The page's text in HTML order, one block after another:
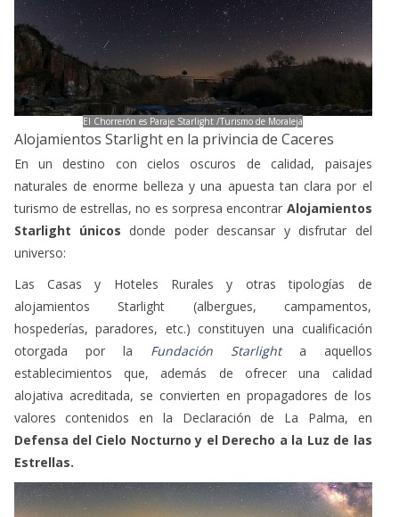
El Chorrerón es Paraje Starlight /Turismo de Moraleja
Alojamientos Starlight en la privincia de Caceres
En un destino con cielos oscuros de calidad, paisajes
naturales de enorme belleza y una apuesta tan clara por el
turismo de estrellas, no es sorpresa encontrar Alojamientos
Starlight únicos donde poder descansar y disfrutar del
universo:
Las Casas y Hoteles Rurales y otras tipologías de
alojamientos Starlight (albergues, campamentos,
hospederías, paradores, etc.) constituyen una cualificación
otorgada por la Fundación Starlighta aquellos
establecimientos que, además de ofrecer una calidad
alojativa acreditada, se convierten en propagadores de los
valores contenidos en la Declaración de La Palma, en
Defensa del Cielo Nocturno y el Derecho a la Luz de las
Estrellas.